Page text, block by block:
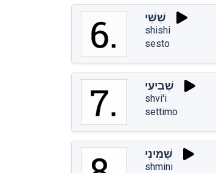
שִׁשִּׁי
shishi
sesto
שְׁבִיעִי
shvi'i
settimo
שְׁמִינִי
shmini